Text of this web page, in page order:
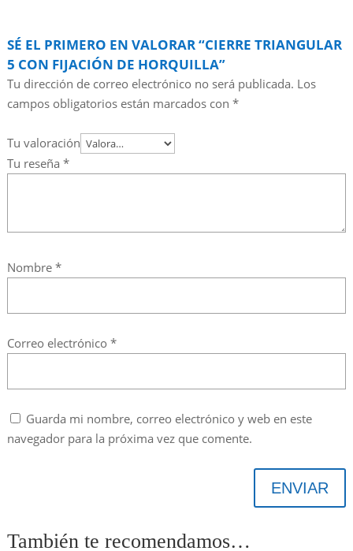
SÉ EL PRIMERO EN VALORAR “CIERRE TRIANGULAR
5 CON FIJACIÓN DE HORQUILLA”
Tu dirección de correo electrónico no será publicada. Los
campos obligatorios están marcados con *
Tu valoración
Tu reseña *
Nombre *
Correo electrónico *
Guarda mi nombre, correo electrónico y web en este
navegador para la próxima vez que comente.
ENVIAR
También te recomendamos…